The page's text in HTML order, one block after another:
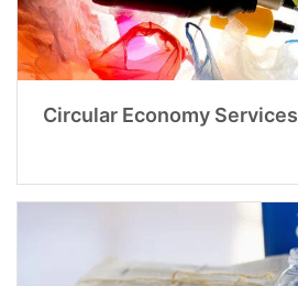
Circular Economy Services